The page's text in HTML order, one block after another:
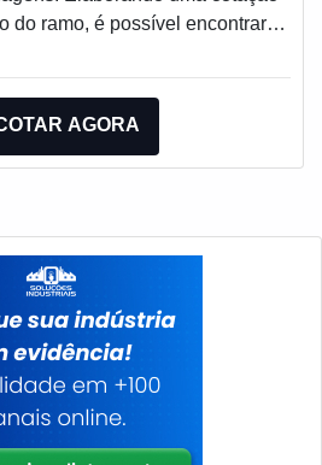
do ramo, é possível encontrar
com os melhores
Sistemas de
receberá excelente custo-
em todo território brasileiro
canaliza seus esforços em
uma estrutura com escritório de
realizadas as atividades e
cálculos, tudo pensando em
uma empresa demonstrar
e destaque em uma área de
Sistemas de Armazenagens
AGORA